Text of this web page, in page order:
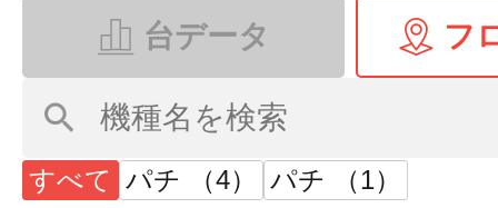
台データ フ
すべて パチ （4） パチ （1）